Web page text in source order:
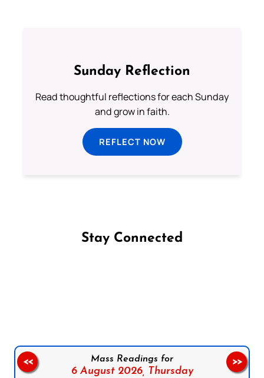
Sunday Reflection
Read thoughtful reflections for each Sunday
and grow in faith.
REFLECT NOW
Stay Connected
Mass Readings for
6 August 2026,
Thursday
<< >>